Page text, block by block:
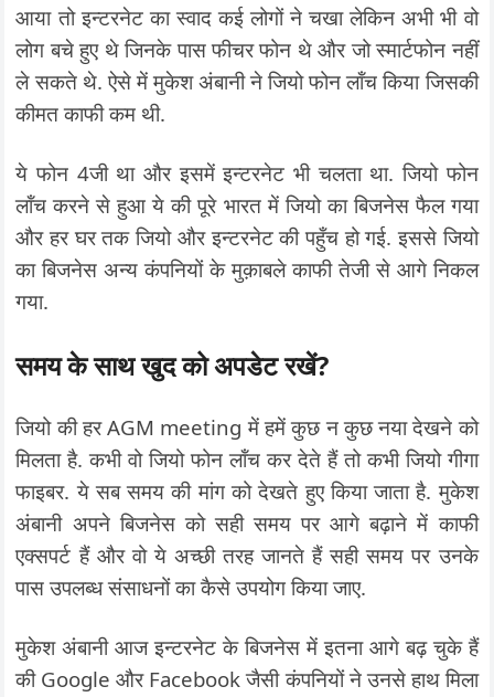
आया तो इन्टरनेट का स्वाद कई लोगों ने चखा लेकिन अभी भी वो
लोग बचे हुए थे जिनके पास फीचर फोन थे और जो स्मार्टफोन नहीं
ले सकते थे. ऐसे में मुकेश अंबानी ने जियो फोन लॉंच किया जिसकी
कीमत काफी कम थी.
ये फोन 4जी था और इसमें इन्टरनेट भी चलता था. जियो फोन
लॉंच करने से हुआ ये की पूरे भारत में जियो का बिजनेस फैल गया
और हर घर तक जियो और इन्टरनेट की पहुँच हो गई. इससे जियो
का बिजनेस अन्य कंपनियों के मुक़ाबले काफी तेजी से आगे निकल
गया.
समय के साथ खुद को अपडेट रखें?
जियो की हर AGM meeting में हमें कुछ न कुछ नया देखने को
मिलता है. कभी वो जियो फोन लॉंच कर देते हैं तो कभी जियो गीगा
फाइबर. ये सब समय की मांग को देखते हुए किया जाता है. मुकेश
अंबानी अपने बिजनेस को सही समय पर आगे बढ़ाने में काफी
एक्सपर्ट हैं और वो ये अच्छी तरह जानते हैं सही समय पर उनके
पास उपलब्ध संसाधनों का कैसे उपयोग किया जाए.
मुकेश अंबानी आज इन्टरनेट के बिजनेस में इतना आगे बढ़ चुके हैं
की Google और Facebook जैसी कंपनियों ने उनसे हाथ मिला